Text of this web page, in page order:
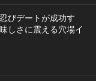
びデートが成功す
しさに震える穴場イ